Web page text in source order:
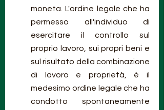
moneta. L'ordine legale che ha
permesso all'individuo di
esercitare il controllo sul
proprio lavoro, sui propri beni e
sul risultato della combinazione
di lavoro e proprietà, è il
medesimo ordine legale che ha
condotto spontaneamente